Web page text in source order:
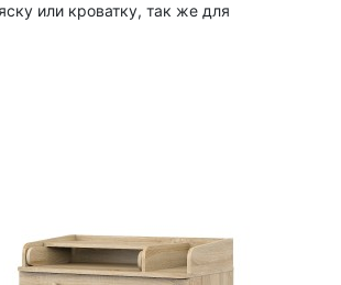
или кроватку, так же для